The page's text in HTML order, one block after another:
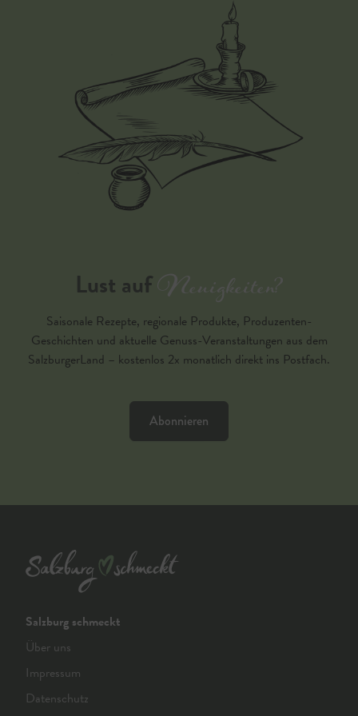
Lust aufNeuigkeiten?
Saisonale Rezepte, regionale Produkte, Produzenten-
Geschichten und aktuelle Genuss-Veranstaltungen aus dem
SalzburgerLand – kostenlos 2x monatlich direkt ins Postfach.
Abonnieren
Salzburg schmeckt
Über uns
Impressum
Datenschutz